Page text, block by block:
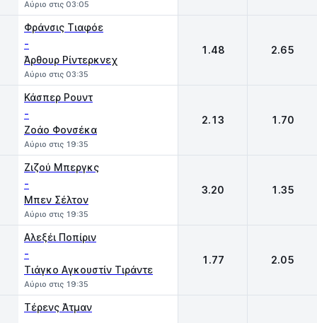
Αύριο στις 03:05
Φράνσις Τιαφόε
-
Άρθουρ Ρίντερκνεχ
Αύριο στις 03:35
1.48 2.65
Κάσπερ Ρουντ
-
Ζοάο Φονσέκα
Αύριο στις 19:35
2.13 1.70
Ζιζού Μπεργκς
-
Μπεν Σέλτον
Αύριο στις 19:35
3.20 1.35
Αλεξέι Ποπίριν
-
Τιάγκο Αγκουστίν Τιράντε
Αύριο στις 19:35
1.77 2.05
Τέρενς Άτμαν